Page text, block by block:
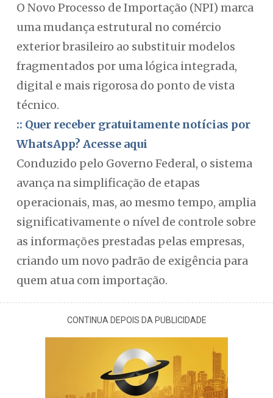
O Novo Processo de Importação (NPI) marca
uma mudança estrutural no comércio
exterior brasileiro ao substituir modelos
fragmentados por uma lógica integrada,
digital e mais rigorosa do ponto de vista
técnico.
:: Quer receber gratuitamente notícias por
WhatsApp? Acesse aqui
Conduzido pelo Governo Federal, o sistema
avança na simplificação de etapas
operacionais, mas, ao mesmo tempo, amplia
significativamente o nível de controle sobre
as informações prestadas pelas empresas,
criando um novo padrão de exigência para
quem atua com importação.
CONTINUA DEPOIS DA PUBLICIDADE